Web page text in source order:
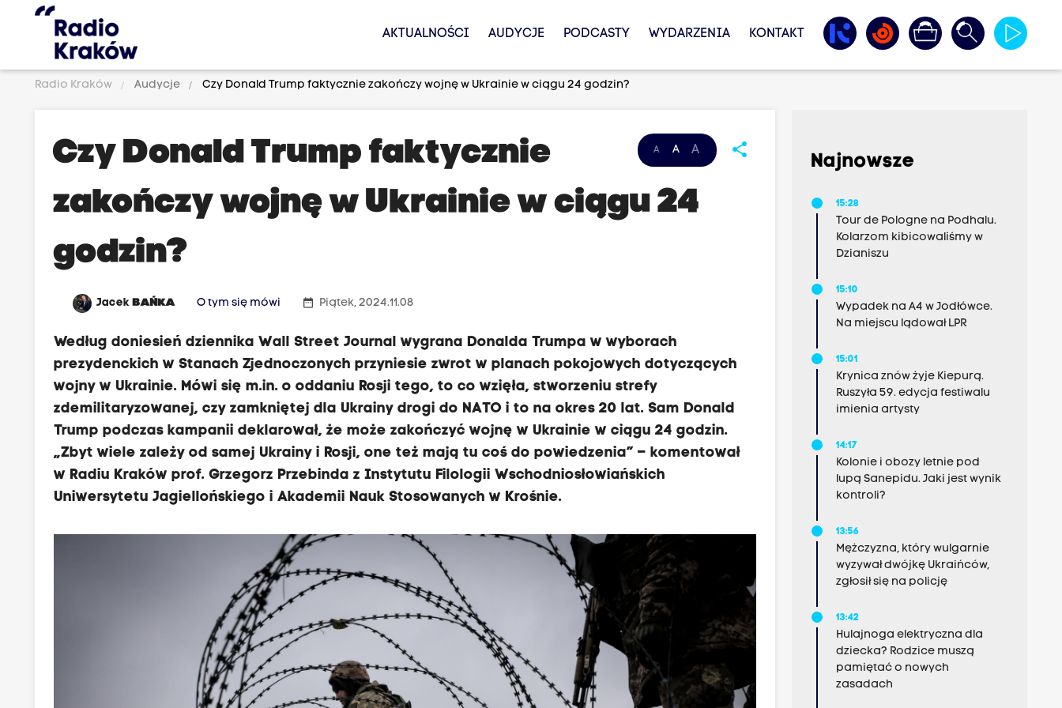
AKTUALNOŚCI AUDYCJE PODCASTY WYDARZENIA KONTAKT
Radio Kraków Audycje Czy Donald Trump faktycznie zakończy wojnę w Ukrainie w ciągu 24 godzin?
A A A share
Czy Donald Trump faktycznie
zakończy wojnę w Ukrainie w ciągu 24
godzin?
JacekBAŃKA O tym się mówi date_range Piątek, 2024.11.08
Według doniesień dziennika Wall Street Journal wygrana Donalda Trumpa w wyborach
prezydenckich w Stanach Zjednoczonych przyniesie zwrot w planach pokojowych dotyczących
wojny w Ukrainie. Mówi się m.in. o oddaniu Rosji tego, to co wzięła, stworzeniu strefy
zdemilitaryzowanej, czy zamkniętej dla Ukrainy drogi do NATO i to na okres 20 lat. Sam Donald
Trump podczas kampanii deklarował, że może zakończyć wojnę w Ukrainie w ciągu 24 godzin.
„Zbyt wiele zależy od samej Ukrainy i Rosji, one też mają tu coś do powiedzenia” – komentował
w Radiu Kraków prof. Grzegorz Przebinda z Instytutu Filologii Wschodniosłowiańskich
Uniwersytetu Jagiellońskiego i Akademii Nauk Stosowanych w Krośnie.
Najnowsze
15:28
Tour de Pologne na Podhalu.
Kolarzom kibicowaliśmy w
Dzianiszu
15:10
Wypadek na A4 w Jodłówce.
Na miejscu lądował LPR
15:01
Krynica znów żyje Kiepurą.
Ruszyła 59. edycja festiwalu
imienia artysty
14:17
Kolonie i obozy letnie pod
lupą Sanepidu. Jaki jest wynik
kontroli?
13:56
Mężczyzna, który wulgarnie
wyzywał dwójkę Ukraińców,
zgłosił się na policję
13:42
Hulajnoga elektryczna dla
dziecka? Rodzice muszą
pamiętać o nowych
zasadach